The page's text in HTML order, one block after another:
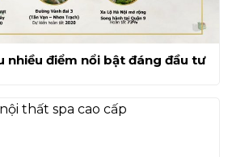
nhiều điểm nổi bật đáng đầu tư